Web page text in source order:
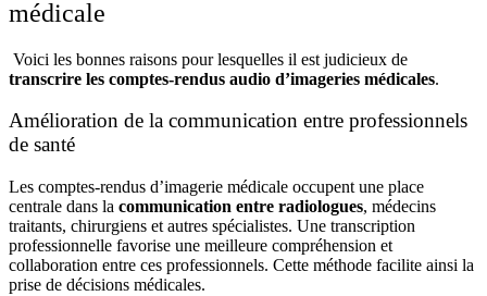
médicale
Voici les bonnes raisons pour lesquelles il est judicieux de
transcrire les comptes-rendus audio d’imageries médicales.
Amélioration de la communication entre professionnels
de santé
Les comptes-rendus d’imagerie médicale occupent une place
centrale dans la communication entre radiologues, médecins
traitants, chirurgiens et autres spécialistes. Une transcription
professionnelle favorise une meilleure compréhension et
collaboration entre ces professionnels. Cette méthode facilite ainsi la
prise de décisions médicales.